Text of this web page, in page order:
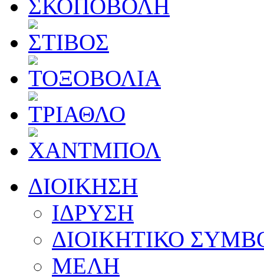
ΔΙΟΙΚΗΣΗ
ΙΔΡΥΣΗ
ΔΙΟΙΚΗΤΙΚΟ
ΜΕΛΗ